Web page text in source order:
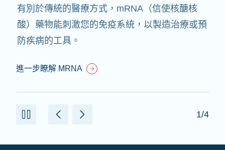
有別於傳統的醫療方式，mRNA（信使核醣核
酸）藥物能刺激您的免疫系統，以製造治療或預
防疾病的工具。
進一步瞭解 MRNA
1/4